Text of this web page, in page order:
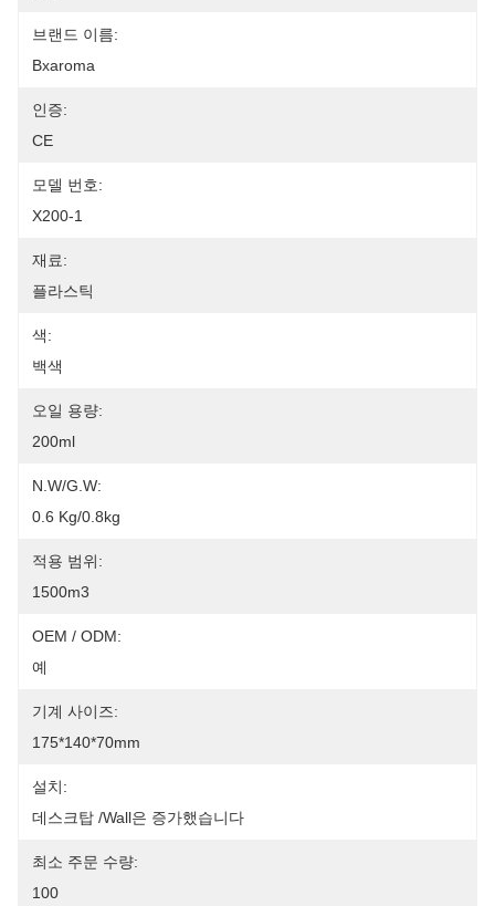
브랜드 이름:
Bxaroma
인증:
CE
모델 번호:
X200-1
재료:
플라스틱
색:
백색
오일 용량:
200ml
N.W/G.W:
0.6 Kg/0.8kg
적용 범위:
1500m3
OEM / ODM:
예
기계 사이즈:
175*140*70mm
설치:
데스크탑 /Wall은 증가했습니다
최소 주문 수량:
100